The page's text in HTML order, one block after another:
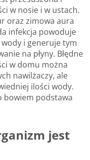
w nosie i w ustach.
oraz zimowa aura
infekcja powoduje
i generuje tym
na płyny. Błędne
w domu można
nawilżaczy, ale
ilości wody.
bowiem podstawa
jest